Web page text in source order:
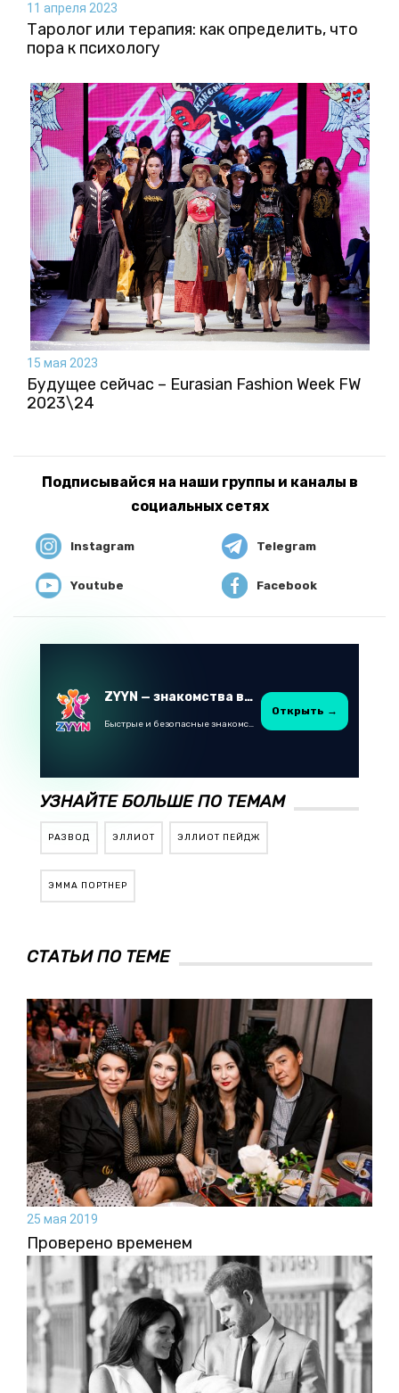
11 апреля 2023
Таролог или терапия: как определить, что
пора к психологу
15 мая 2023
Будущее сейчас – Eurasian Fashion Week FW
2023\24
Подписывайся на наши группы и каналы в
социальных сетях
Instagram Telegram
Youtube Facebook
ZYYN — знакомства в Казахстане
Быстрые и безопасные знакомства в Telegram
Открыть →
УЗНАЙТЕ БОЛЬШЕ ПО ТЕМАМ
РАЗВОД ЭЛЛИОТ ЭЛЛИОТ ПЕЙДЖ
ЭММА ПОРТНЕР
СТАТЬИ ПО ТЕМЕ
25 мая 2019
Проверено временем